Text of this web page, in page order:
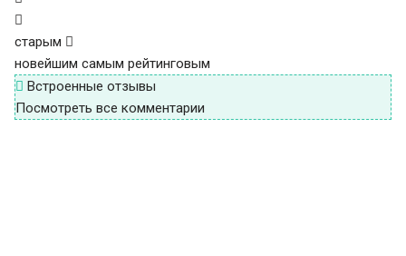
старым
новейшим самым рейтинговым
Встроенные отзывы
Посмотреть все комментарии